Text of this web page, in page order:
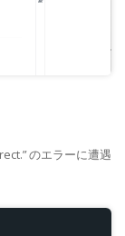
のエラーに遭遇